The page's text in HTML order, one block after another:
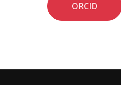
ORCID